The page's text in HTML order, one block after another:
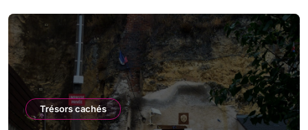
Trésors cachés